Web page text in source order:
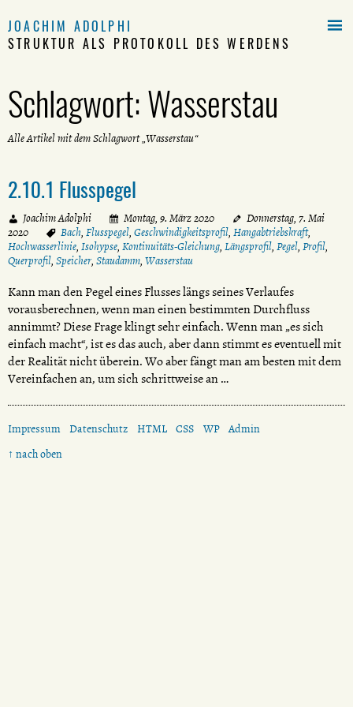
JOACHIM ADOLPHI
STRUKTUR ALS PROTOKOLL DES WERDENS
Schlagwort:Wasserstau
Alle Artikel mit dem Schlagwort „Wasserstau“
2.10.1 Flusspegel
Joachim Adolphi Montag, 9. März 2020
Donnerstag, 7. Mai
2020
Bach, Flusspegel, Geschwindigkeitsprofil, Hangabtriebskraft,
Hochwasserlinie, Isohypse, Kontinuitäts-Gleichung, Längsprofil, Pegel, Profil,
Querprofil, Speicher, Staudamm, Wasserstau
Kann man den Pegel eines Flusses längs seines Verlaufes
vorausberechnen, wenn man einen bestimmten Durchfluss
annimmt? Diese Frage klingt sehr einfach. Wenn man „es sich
einfach macht“, ist es das auch, aber dann stimmt es eventuell mit
der Realität nicht überein. Wo aber fängt man am besten mit dem
Vereinfachen an, um sich schrittweise an …

Impressum Datenschutz HTML CSS WP Admin
↑ nach oben